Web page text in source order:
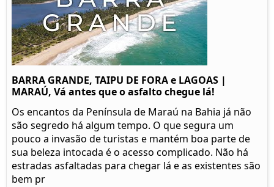
BARRA GRANDE, TAIPU DE FORA e LAGOAS |
MARAÚ, Vá antes que o asfalto chegue lá!
Os encantos da Península de Maraú na Bahia já não
são segredo há algum tempo. O que segura um
pouco a invasão de turistas e mantém boa parte de
sua beleza intocada é o acesso complicado. Não há
estradas asfaltadas para chegar lá e as existentes são
bem pr